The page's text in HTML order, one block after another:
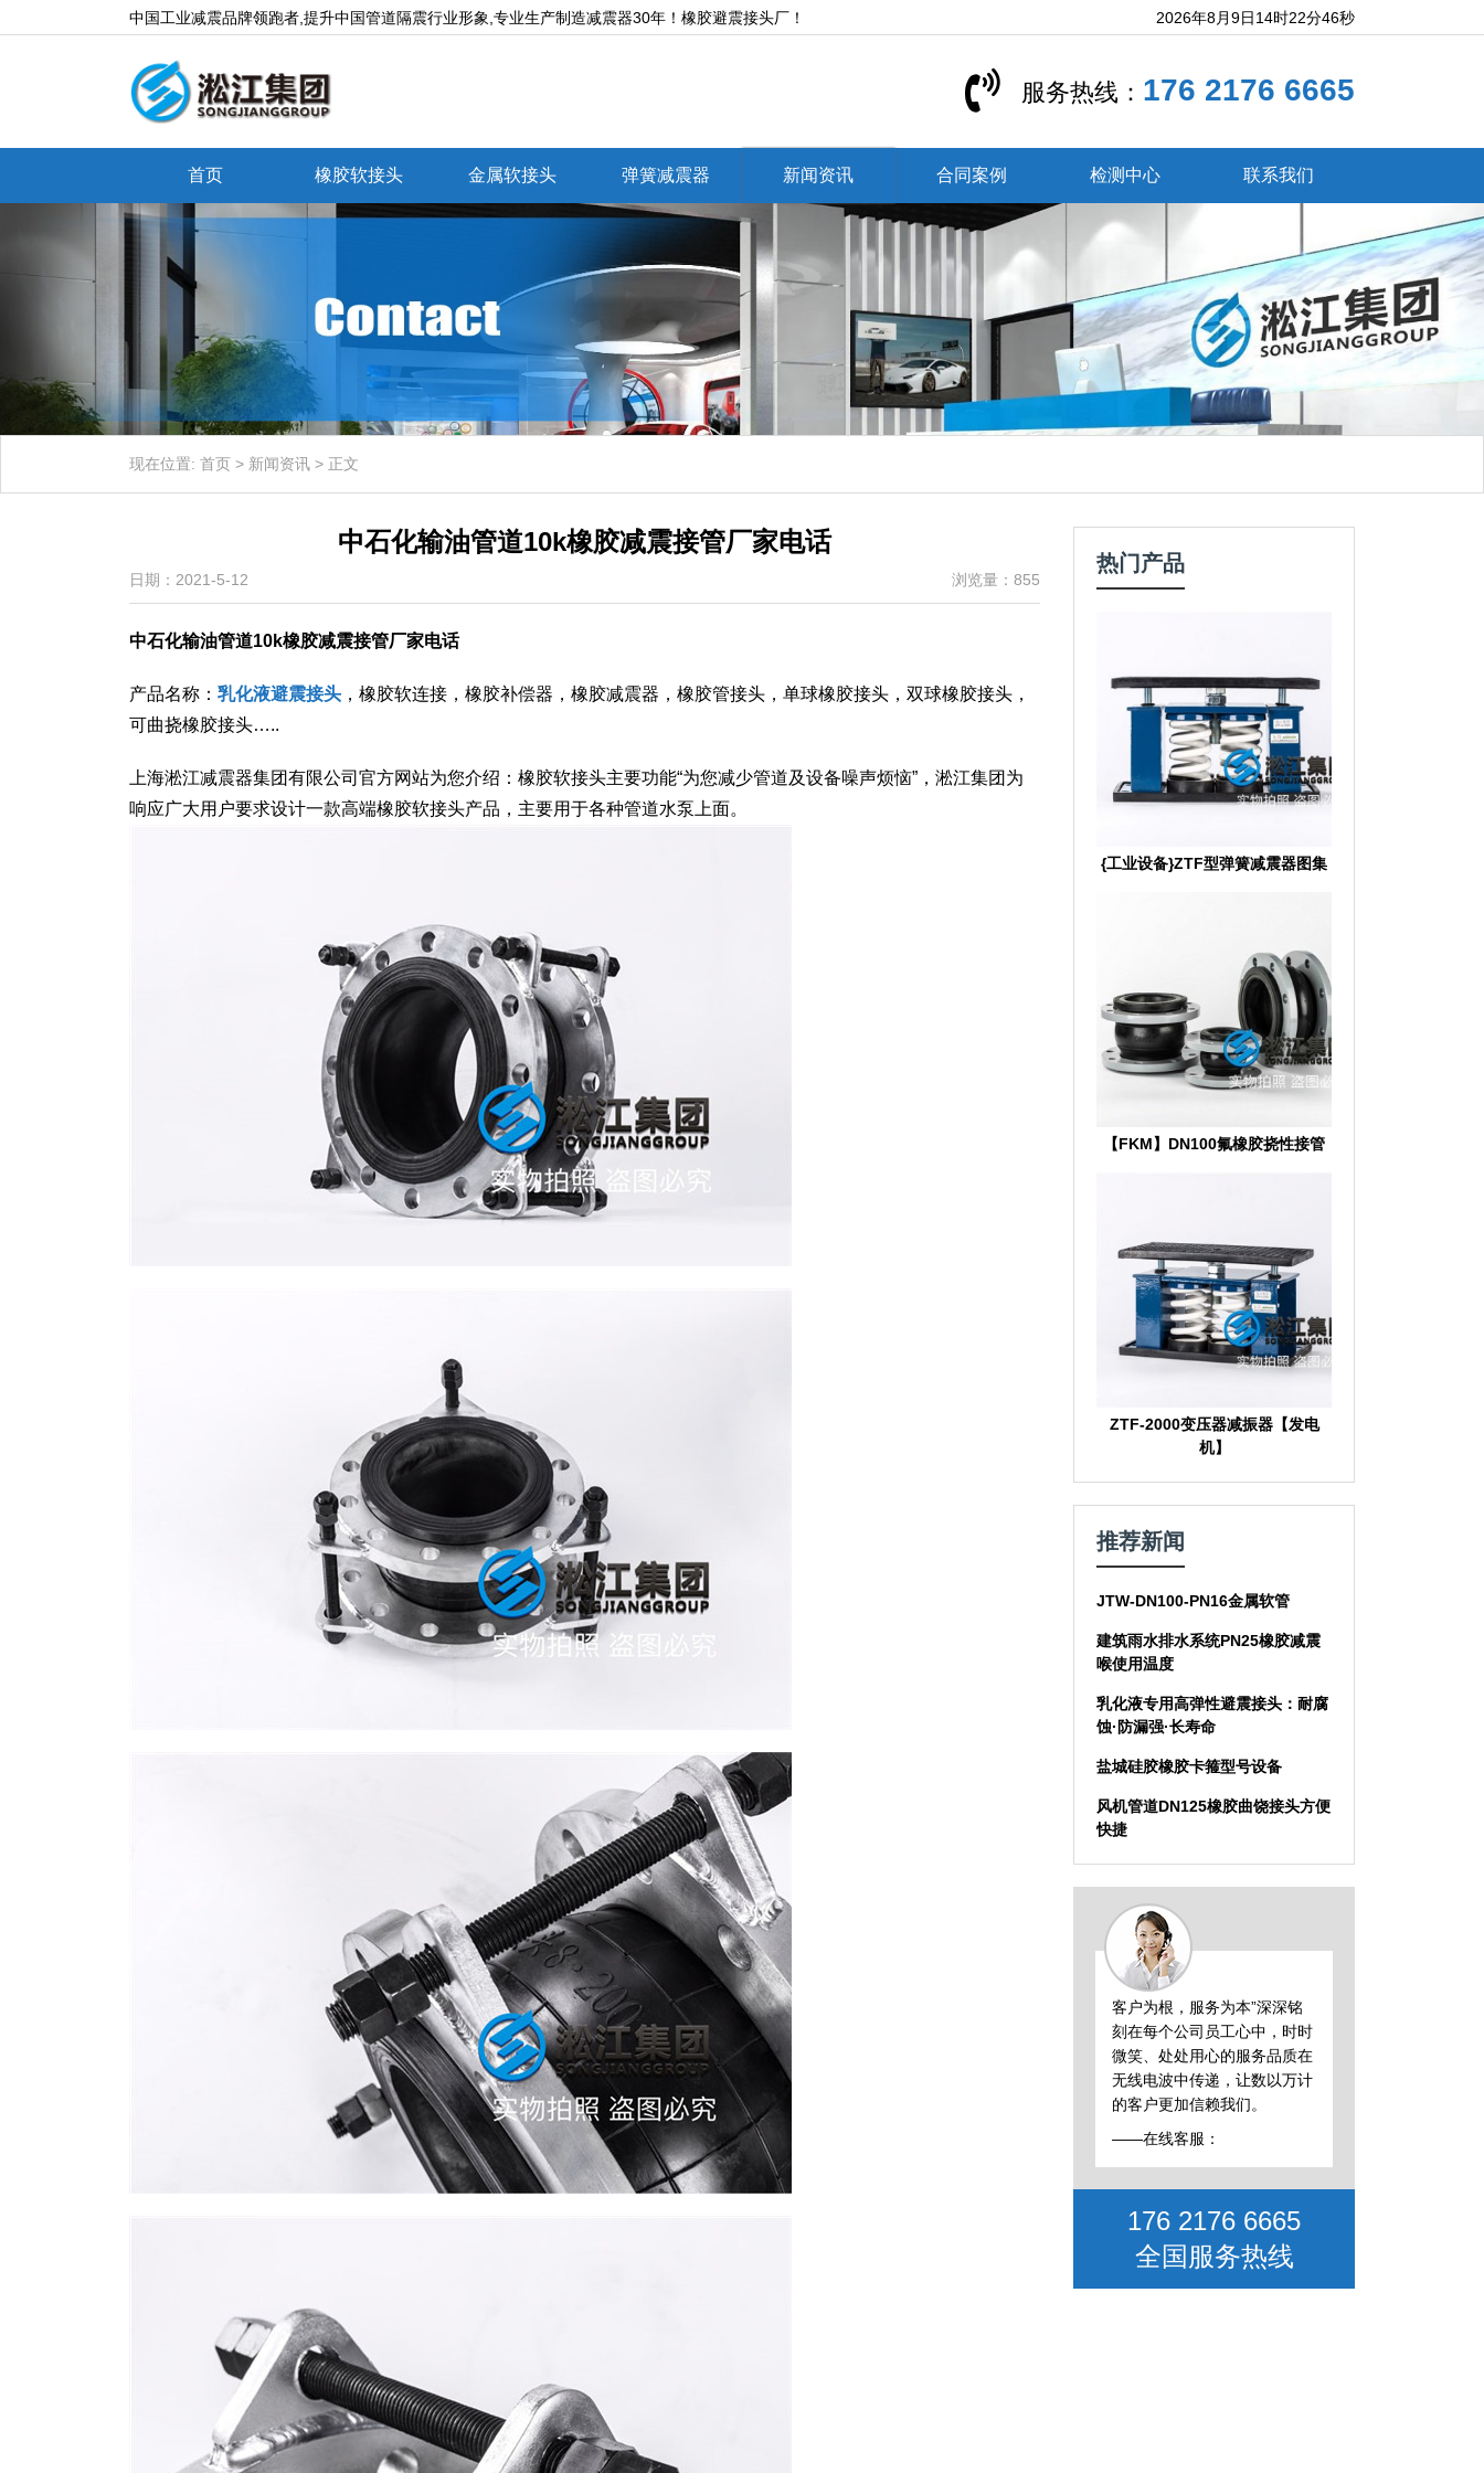
中国工业减震品牌领跑者,提升中国管道隔震行业形象,专业生产制造减震器30年！橡胶避震接头厂！ 2026年8月9日14时22分47秒
服务热线： 176 2176 6665
首页 橡胶软接头 金属软接头 弹簧减震器 新闻资讯 合同案例 检测中心 联系我们
现在位置: 首页 > 新闻资讯 > 正文
中石化输油管道10k橡胶减震接管厂家电话
日期：2021-5-12 浏览量：855
中石化输油管道10k橡胶减震接管厂家电话
产品名称： 乳化液避震接头 ，橡胶软连接，橡胶补偿器，橡胶减震器，橡胶管接头，单球橡胶接头，双球橡胶接头，
可曲挠橡胶接头…..
上海淞江减震器集团有限公司官方网站为您介绍：橡胶软接头主要功能“为您减少管道及设备噪声烦恼”，淞江集团为
响应广大用户要求设计一款高端橡胶软接头产品，主要用于各种管道水泵上面。
热门产品
{工业设备}ZTF型弹簧减震器图集
【FKM】DN100氟橡胶挠性接管
ZTF-2000变压器减振器【发电
机】
推荐新闻
JTW-DN100-PN16金属软管
建筑雨水排水系统PN25橡胶减震
喉使用温度
乳化液专用高弹性避震接头：耐腐
蚀·防漏强·长寿命
盐城硅胶橡胶卡箍型号设备
风机管道DN125橡胶曲饶接头方便
快捷
客户为根，服务为本”深深铭
刻在每个公司员工心中，时时
微笑、处处用心的服务品质在
无线电波中传递，让数以万计
的客户更加信赖我们。
——在线客服：
176 2176 6665
全国服务热线